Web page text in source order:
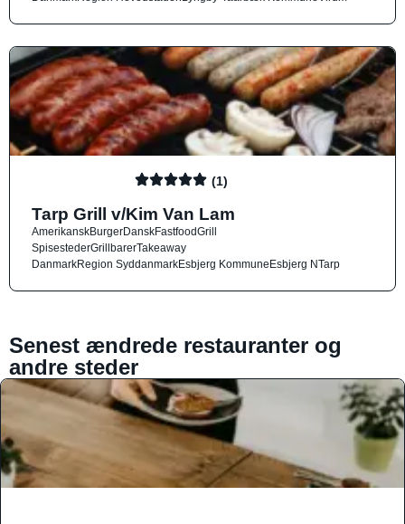
(1)
Tarp Grill v/Kim Van Lam
AmerikanskBurgerDanskFastfoodGrill
SpisestederGrillbarerTakeaway
DanmarkRegion SyddanmarkEsbjerg KommuneEsbjerg NTarp
Senest ændrede restauranter og
andre steder